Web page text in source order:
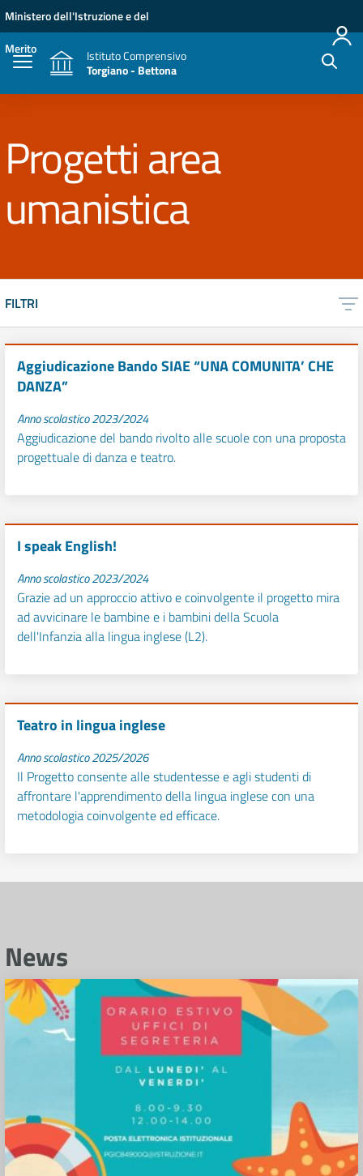
Vai ai contenuti
Vai al menu di navigazione
Vai al footer
Ministero dell'Istruzione e del
Merito
Istituto Comprensivo
Torgiano - Bettona
Progetti area
umanistica
FILTRI
Aggiudicazione Bando SIAE “UNA COMUNITA’ CHE
DANZA”
Anno scolastico 2023/2024
Aggiudicazione del bando rivolto alle scuole con una proposta
progettuale di danza e teatro.
I speak English!
Anno scolastico 2023/2024
Grazie ad un approccio attivo e coinvolgente il progetto mira
ad avvicinare le bambine e i bambini della Scuola
dell'Infanzia alla lingua inglese (L2).
Teatro in lingua inglese
Anno scolastico 2025/2026
Il Progetto consente alle studentesse e agli studenti di
affrontare l'apprendimento della lingua inglese con una
metodologia coinvolgente ed efficace.
News